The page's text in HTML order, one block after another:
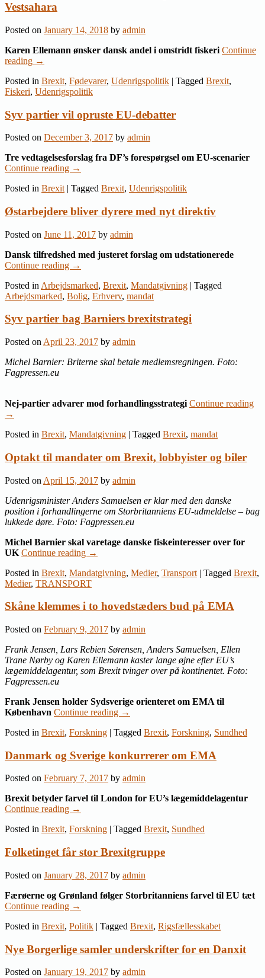
Vestsahara
Posted on January 14, 2018 by admin
Karen Ellemann ønsker dansk andel i omstridt fiskeri Continue
reading →
Posted in Brexit, Fødevarer, Udenrigspolitik | Tagged Brexit,
Fiskeri, Udenrigspolitik
Syv partier vil opruste EU-debatter
Posted on December 3, 2017 by admin
Tre vedtagelsesforslag fra DF’s forespørgsel om EU-scenarier
Continue reading →
Posted in Brexit | Tagged Brexit, Udenrigspolitik
Østarbejdere bliver dyrere med nyt direktiv
Posted on June 11, 2017 by admin
Dansk tilfredshed med justeret forslag om udstationerede
Continue reading →
Posted in Arbejdsmarked, Brexit, Mandatgivning | Tagged
Arbejdsmarked, Bolig, Erhverv, mandat
Syv partier bag Barniers brexitstrategi
Posted on April 23, 2017 by admin
Michel Barnier: Briterne skal betale medlemsregningen. Foto:
Fagpressen.eu
Nej-partier advarer mod forhandlingsstrategi Continue reading
→
Posted in Brexit, Mandatgivning | Tagged Brexit, mandat
Optakt til mandater om Brexit, lobbyister og biler
Posted on April 15, 2017 by admin
Udenrigsminister Anders Samuelsen er klar med den danske
position i forhandlingerne om Storbritanniens EU-udmeldelse – bag
lukkede døre. Foto: Fagpressen.eu
Michel Barnier skal varetage danske fiskeinteresser over for
UK Continue reading →
Posted in Brexit, Mandatgivning, Medier, Transport | Tagged Brexit,
Medier, TRANSPORT
Skåne klemmes i to hovedstæders bud på EMA
Posted on February 9, 2017 by admin
Frank Jensen, Lars Rebien Sørensen, Anders Samuelsen, Ellen
Trane Nørby og Karen Ellemann kaster lange øjne efter EU’s
lægemiddelagentur, som Brexit tvinger over på kontinentet. Foto:
Fagpressen.eu
Frank Jensen holder Sydsverige orienteret om EMA til
København Continue reading →
Posted in Brexit, Forskning | Tagged Brexit, Forskning, Sundhed
Danmark og Sverige konkurrerer om EMA
Posted on February 7, 2017 by admin
Brexit betyder farvel til London for EU’s lægemiddelagentur
Continue reading →
Posted in Brexit, Forskning | Tagged Brexit, Sundhed
Folketinget får stor Brexitgruppe
Posted on January 28, 2017 by admin
Færøerne og Grønland følger Storbritanniens farvel til EU tæt
Continue reading →
Posted in Brexit, Politik | Tagged Brexit, Rigsfællesskabet
Nye Borgerlige samler underskrifter for en Danxit
Posted on January 19, 2017 by admin